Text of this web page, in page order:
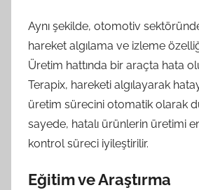
Aynı şekilde, otomotiv
hareket algılama ve izleme
Üretim hattında bir araçta hata
Terapix, hareketi algılayarak
üretim sürecini otomatik olarak
sayede, hatalı ürünlerin üretimi
kontrol süreci iyileştirilir.
Eğitim ve Araştırma